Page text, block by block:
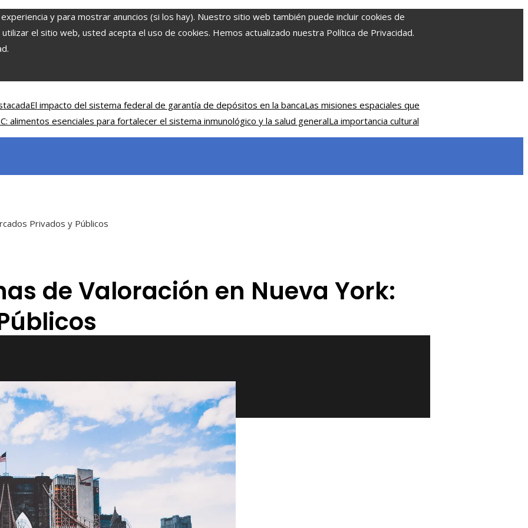
y para mostrar anuncios (si los hay). Nuestro sitio web también puede incluir cookies de
el sitio web, usted acepta el uso de cookies. Hemos actualizado nuestra Política de Privacidad.
El impacto del sistema federal de garantía de depósitos en la bancaLas misiones espaciales que
alimentos esenciales para fortalecer el sistema inmunológico y la salud generalLa importancia cultural
Privados y Públicos
de Valoración en Nueva York: